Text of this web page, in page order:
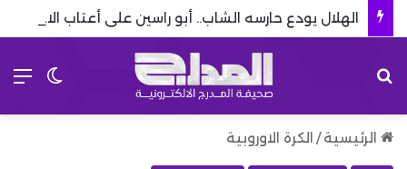
الهلال يودع حارسه الشاب.. أبو راسين على أعتاب الاحتراف الأوروبي
الرئيسية / الكرة الاوروبية